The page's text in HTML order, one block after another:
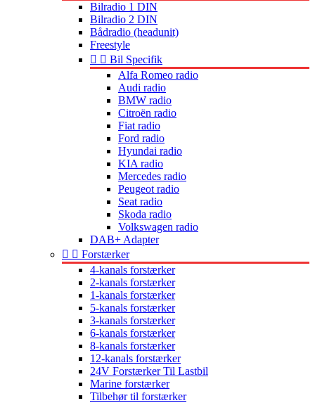
Bilradio 1 DIN
Bilradio 2 DIN
Bådradio (headunit)
Freestyle
  Bil Specifik
Alfa Romeo radio
Audi radio
BMW radio
Citroën radio
Fiat radio
Ford radio
Hyundai radio
KIA radio
Mercedes radio
Peugeot radio
Seat radio
Skoda radio
Volkswagen radio
DAB+ Adapter
  Forstærker
4-kanals forstærker
2-kanals forstærker
1-kanals forstærker
5-kanals forstærker
3-kanals forstærker
6-kanals forstærker
8-kanals forstærker
12-kanals forstærker
24V Forstærker Til Lastbil
Marine forstærker
Tilbehør til forstærker